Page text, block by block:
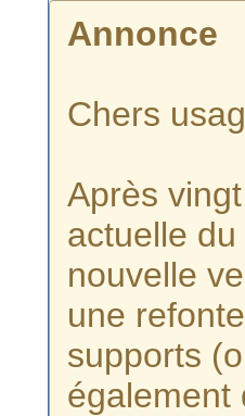
Annonce
Chers
Après
actuelle
nouvelle
une
supports
également